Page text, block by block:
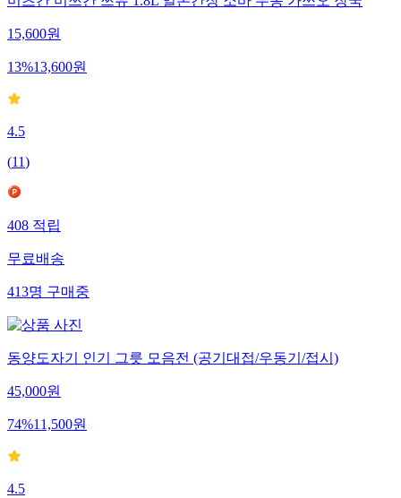
15,600원
13%13,600원
4.5
(11)
408 적립
무료배송
413명 구매중
동양도자기 인기 그릇 모음전 (공기대접/우동기/접시)
45,000원
74%11,500원
4.5